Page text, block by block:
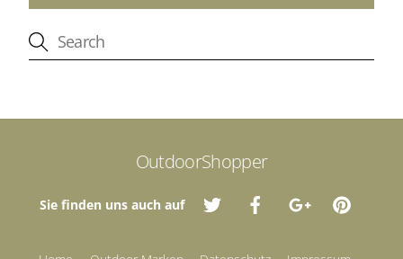
OutdoorShopper
Sie finden uns auch auf